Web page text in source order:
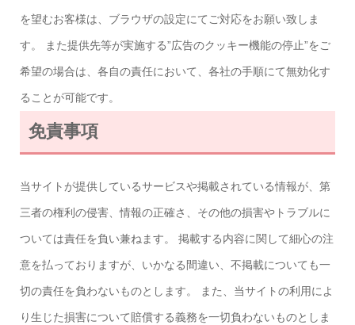
を望むお客様は、ブラウザの設定にてご対応をお願い致しま
す。 また提供先等が実施する”広告のクッキー機能の停止”をご
希望の場合は、各自の責任において、各社の手順にて無効化す
ることが可能です。
免責事項
当サイトが提供しているサービスや掲載されている情報が、第
三者の権利の侵害、情報の正確さ、その他の損害やトラブルに
ついては責任を負い兼ねます。 掲載する内容に関して細心の注
意を払っておりますが、いかなる間違い、不掲載についても一
切の責任を負わないものとします。 また、当サイトの利用によ
り生じた損害について賠償する義務を一切負わないものとしま